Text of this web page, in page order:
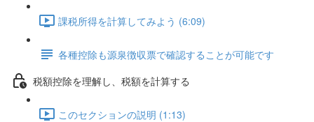
課税所得を計算してみよう (6:09)
各種控除も源泉徴収票で確認することが可能です
税額控除を理解し、税額を計算する
このセクションの説明 (1:13)